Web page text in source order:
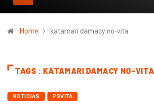
Home katamari damacy no-vita
TAGS : KATAMARI DAMACY NO-VITA
NOTICIAS PSVITA